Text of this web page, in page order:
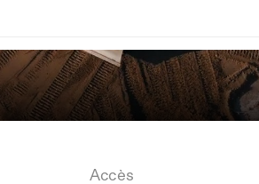
Accès